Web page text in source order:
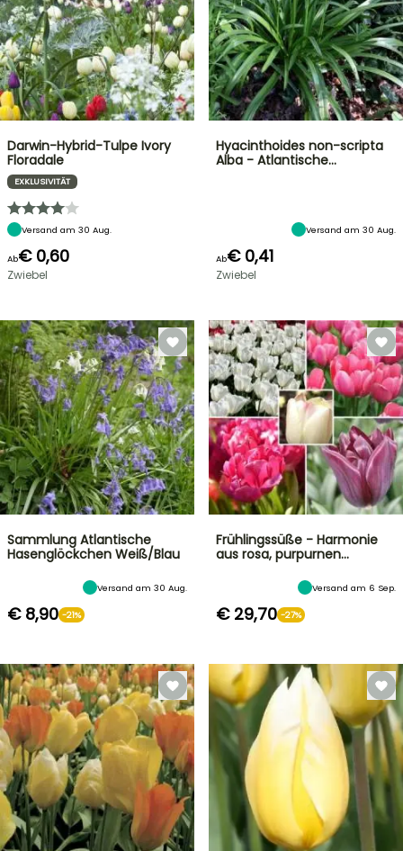
Darwin-Hybrid-Tulpe Ivory
Floradale
EXKLUSIVITÄT
Versand am 30 Aug.
Ab€ 0,60
Zwiebel
Hyacinthoides non-scripta
Alba - Atlantische…
Versand am 30 Aug.
Ab€ 0,41
Zwiebel
Sammlung Atlantische
Hasenglöckchen Weiß/Blau
Versand am 30 Aug.
€ 8,90 -21%
Frühlingssüße - Harmonie
aus rosa, purpurnen…
Versand am 6 Sep.
€ 29,70 -27%